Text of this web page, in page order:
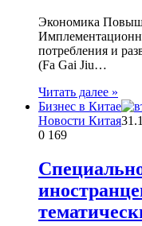
Экономика
потребления и
(Fa Gai Jiu…
Читать далее »
Бизнес в Китае
Новости Китая
0 169